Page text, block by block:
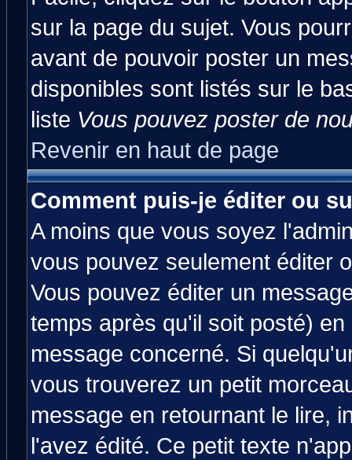
sur la page du sujet. Vous
avant de pouvoir poster un
disponibles sont listés sur le
liste Vous pouvez poster de
Revenir en haut de page
Comment puis-je éditer ou
A moins que vous soyez
vous pouvez seulement éditer
Vous pouvez éditer un
temps après qu'il soit posté)
message concerné. Si
vous trouverez un petit
message en retournant le lire,
l'avez édité. Ce petit texte